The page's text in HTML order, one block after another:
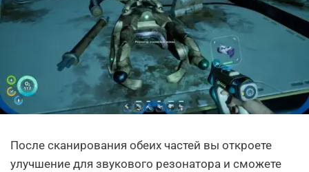
После сканирования обеих частей вы откроете
улучшение для звукового резонатора и сможете